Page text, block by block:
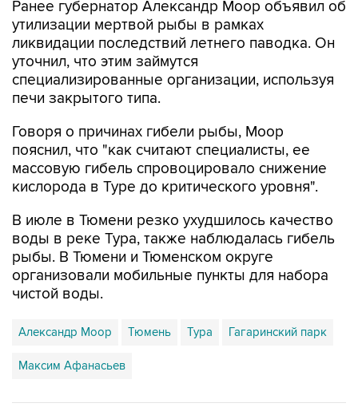
ликвидации последствий летнего паводка. Он
уточнил, что этим займутся
специализированные организации, используя
печи закрытого типа.
Говоря о причинах гибели рыбы, Моор
массовую гибель спровоцировало снижение
кислорода в Туре до критического уровня".
В июле в Тюмени резко ухудшилось качество
рыбы. В Тюмени и Тюменском округе
организовали мобильные пункты для набора
чистой воды.
Александр Моор
Максим Афанасьев